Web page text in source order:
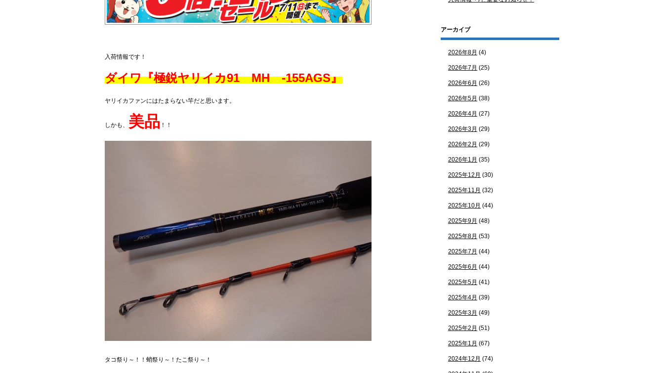
入荷情報です！
ダイワ『極鋭ヤリイカ91 MH -155AGS』
ヤリイカファンにはたまらない竿だと思います。
しかも、 美品 ！！
タコ祭り～！！蛸祭り～！たこ祭り～！
アーカイブ
2026年8月 (4)
2026年7月 (25)
2026年6月 (26)
2026年5月 (38)
2026年4月 (27)
2026年3月 (29)
2026年2月 (29)
2026年1月 (35)
2025年12月 (30)
2025年11月 (32)
2025年10月 (44)
2025年9月 (48)
2025年8月 (53)
2025年7月 (44)
2025年6月 (44)
2025年5月 (41)
2025年4月 (39)
2025年3月 (49)
2025年2月 (51)
2025年1月 (67)
2024年12月 (74)